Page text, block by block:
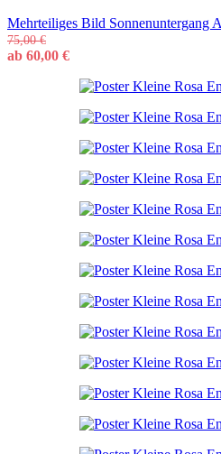
Mehrteiliges Bild Sonnenuntergang
75,00€
ab 60,00 €